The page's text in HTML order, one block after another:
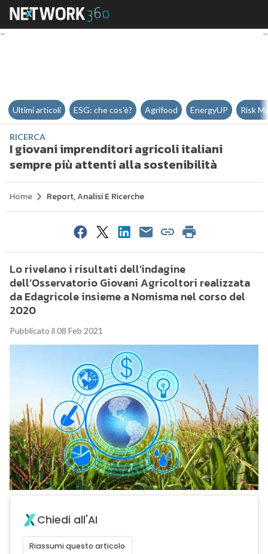
I giovani imprenditori agricoli
Ultimi articoli ESG: che cos'è? Agrifood EnergyUP Risk
RICERCA
I giovani imprenditori agricoli italiani
sempre più attenti alla sostenibilità
Home Report, Analisi E Ricerche
Lo rivelano i risultati dell’indagine
dell’Osservatorio Giovani Agricoltori realizzata
da Edagricole insieme a Nomisma nel corso del
2020
Pubblicato il 08 Feb 2021
Chiedi all'AI
Riassumi questo articolo